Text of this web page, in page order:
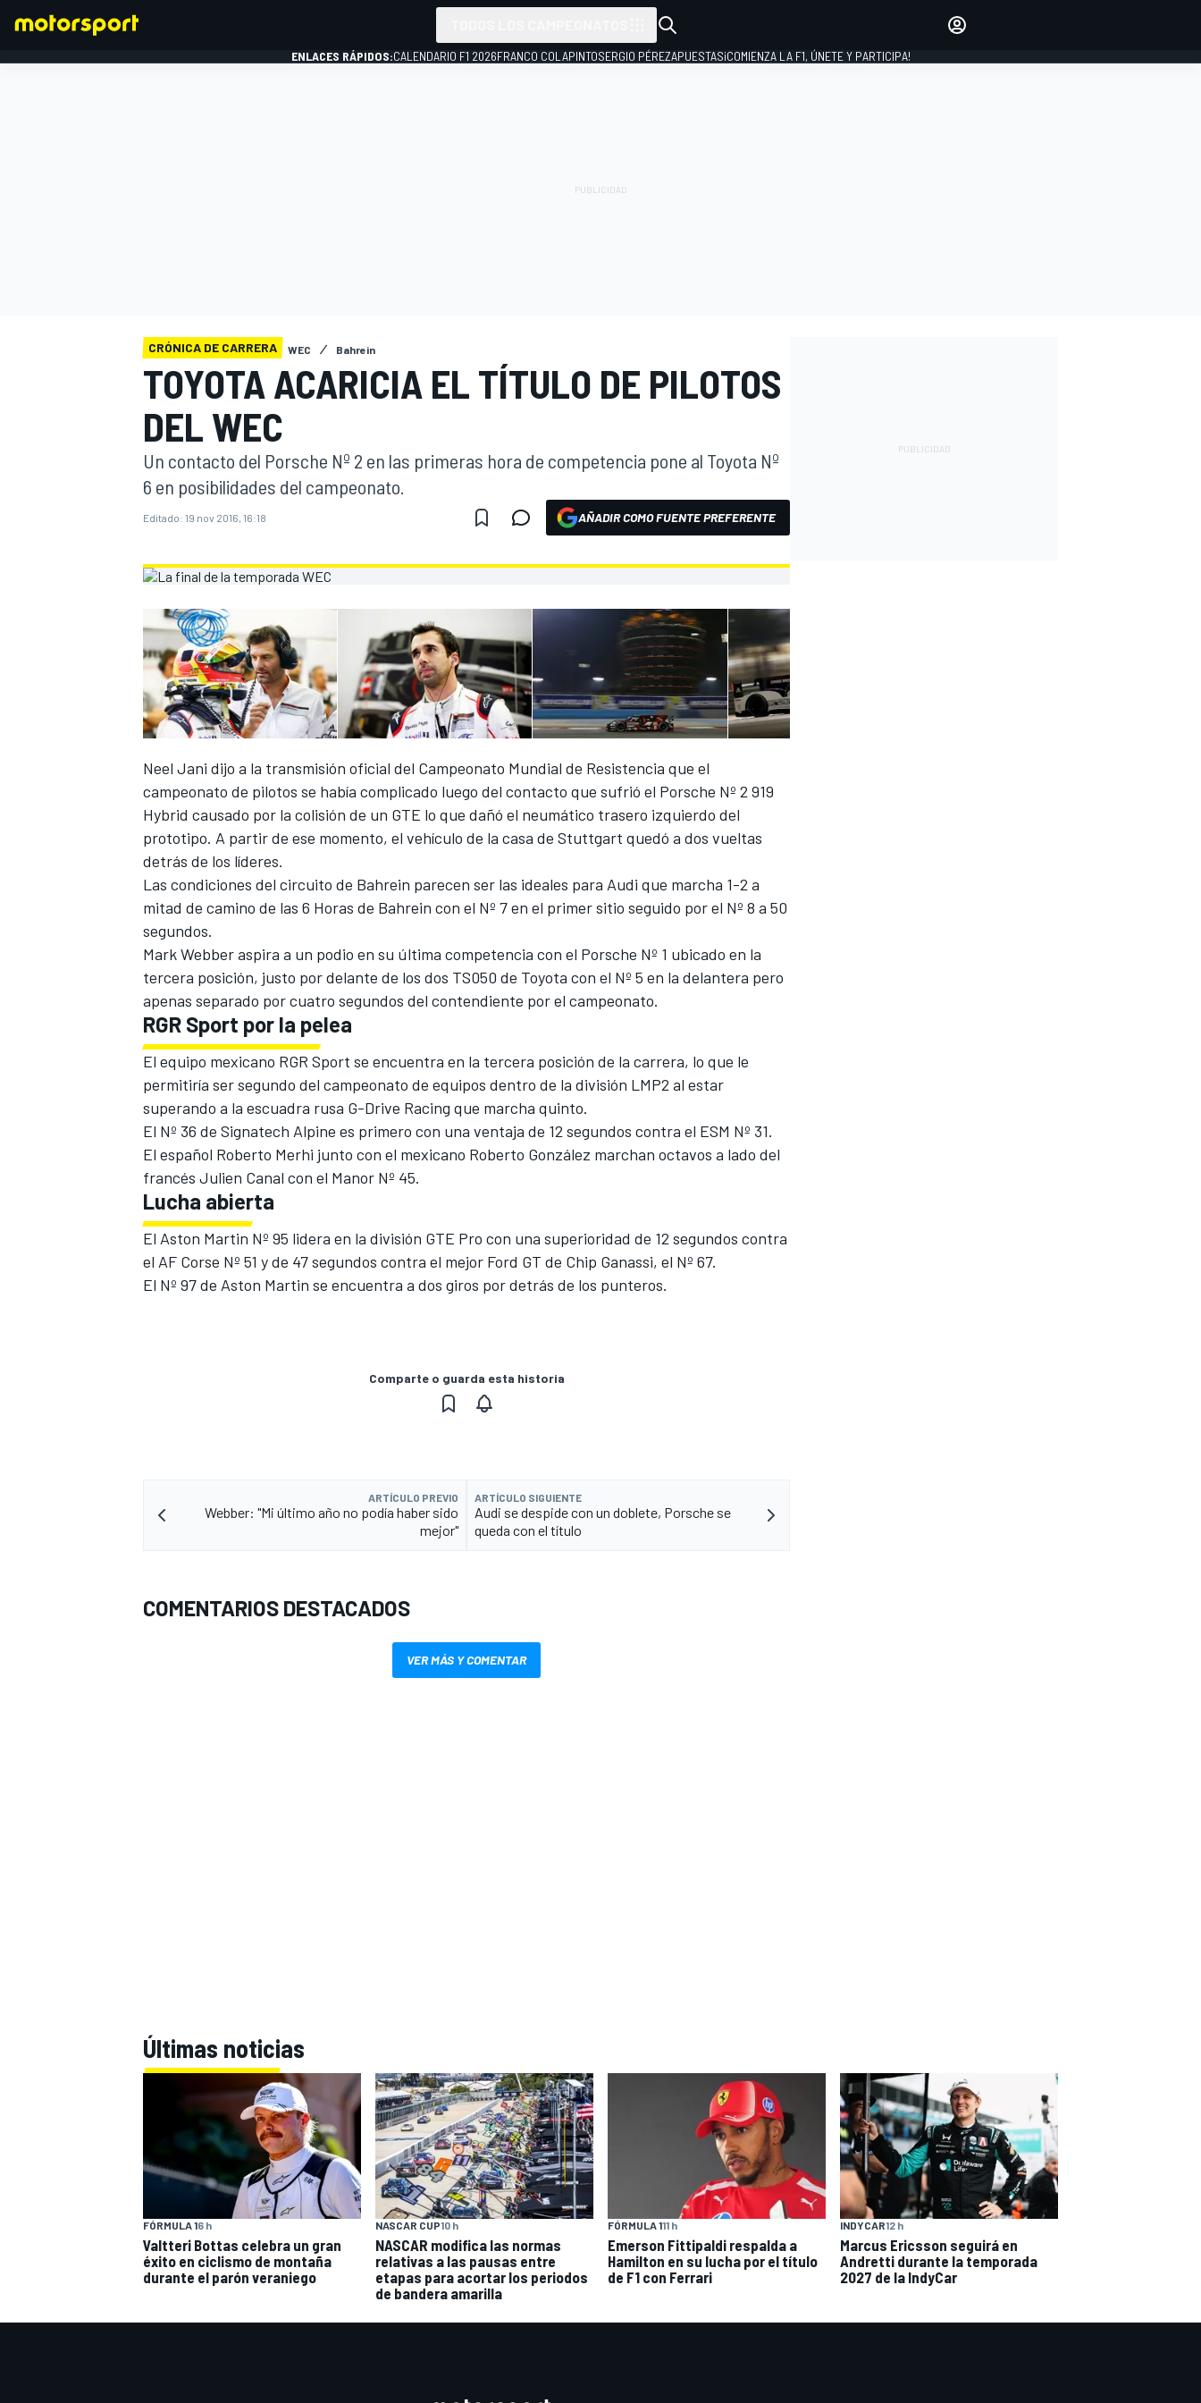
INDYCAR
MOTOGP
NASCAR CUP
FÓRMULA E
MÁS CATEGORÍAS
INICIAR SESIÓN
ENLACES RÁPIDOS:CALENDARIO F1 2026FRANCO COLAPINTOSERGIO PÉREZAPUESTAS¡COMIENZA LA F1, ÚNETE Y PARTICIPA!
CRÓNICA DE CARRERA WEC Bahrein
TOYOTA ACARICIA EL TÍTULO DE PILOTOS
DEL WEC
Un contacto del Porsche Nº 2 en las primeras hora de competencia pone al Toyota Nº
6 en posibilidades del campeonato.
Editado: 19 nov 2016, 16:18 AÑADIR COMO FUENTE PREFERENTE
Neel Jani dijo a la transmisión oficial del Campeonato Mundial de Resistencia que el
campeonato de pilotos se había complicado luego del contacto que sufrió el Porsche Nº 2 919
Hybrid causado por la colisión de un GTE lo que dañó el neumático trasero izquierdo del
prototipo. A partir de ese momento, el vehículo de la casa de Stuttgart quedó a dos vueltas
detrás de los líderes.
Las condiciones del circuito de Bahrein parecen ser las ideales para Audi que marcha 1-2 a
mitad de camino de las 6 Horas de Bahrein con el Nº 7 en el primer sitio seguido por el Nº 8 a 50
segundos.
Mark Webber aspira a un podio en su última competencia con el Porsche Nº 1 ubicado en la
tercera posición, justo por delante de los dos TS050 de Toyota con el Nº 5 en la delantera pero
apenas separado por cuatro segundos del contendiente por el campeonato.
RGR Sport por la pelea
El equipo mexicano RGR Sport se encuentra en la tercera posición de la carrera, lo que le
permitiría ser segundo del campeonato de equipos dentro de la división LMP2 al estar
superando a la escuadra rusa G-Drive Racing que marcha quinto.
El Nº 36 de Signatech Alpine es primero con una ventaja de 12 segundos contra el ESM Nº 31.
El español Roberto Merhi junto con el mexicano Roberto González marchan octavos a lado del
francés Julien Canal con el Manor Nº 45.
Lucha abierta
El Aston Martin Nº 95 lidera en la división GTE Pro con una superioridad de 12 segundos contra
el AF Corse Nº 51 y de 47 segundos contra el mejor Ford GT de Chip Ganassi, el Nº 67.
El Nº 97 de Aston Martin se encuentra a dos giros por detrás de los punteros.
Comparte o guarda esta historia
ARTÍCULO PREVIO
Webber: "Mi último año no podía haber sido
mejor"
ARTÍCULO SIGUIENTE
Audi se despide con un doblete, Porsche se
queda con el título
COMENTARIOS DESTACADOS
VER MÁS Y COMENTAR
Últimas noticias
FÓRMULA 16 h
Valtteri Bottas celebra un gran
éxito en ciclismo de montaña
durante el parón veraniego
NASCAR CUP10 h
NASCAR modifica las normas
relativas a las pausas entre
etapas para acortar los periodos
de bandera amarilla
FÓRMULA 111 h
Emerson Fittipaldi respalda a
Hamilton en su lucha por el título
de F1 con Ferrari
INDYCAR12 h
Marcus Ericsson seguirá en
Andretti durante la temporada
2027 de la IndyCar